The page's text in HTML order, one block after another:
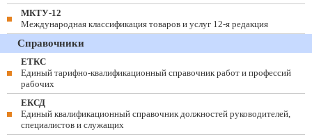
МКТУ-12
Международная классификация товаров и услуг 12-я редакция
Справочники
ЕТКС
Единый тарифно-квалификационный справочник работ и профессий
рабочих
ЕКСД
Единый квалификационный справочник должностей руководителей,
специалистов и служащих